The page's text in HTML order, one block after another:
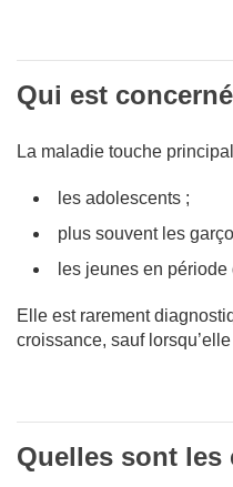
Qui est
La maladie touche
les adolescents ;
plus souvent les
les jeunes en
Elle est rarement
croissance, sauf
Quelles sont les